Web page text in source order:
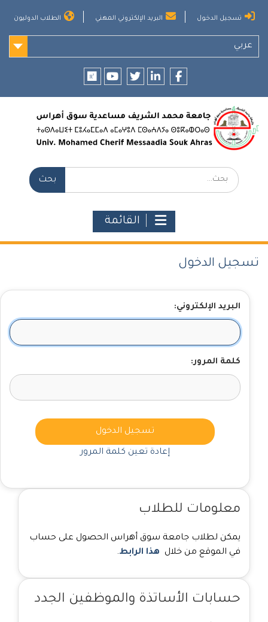
تسجيل الدخول البريد الإلكتروني المهني الطلاب الدوليون
عربي
بحث:
القائمة
تسجيل الدخول
البريد الإلكتروني:
كلمة المرور:
تسجيل الدخول
إعادة تعين كلمة المرور
معلومات للطلاب
يمكن لطلاب جامعة سوق أهراس الحصول على حساب
في الموقع من خلال هذا الرابط.
حسابات الأساتذة والموظفين الجدد